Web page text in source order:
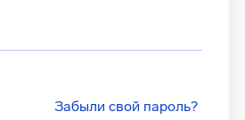
Забыли свой пароль?